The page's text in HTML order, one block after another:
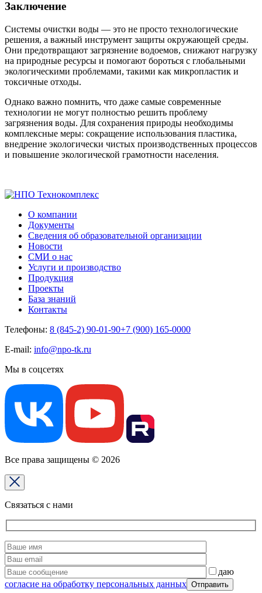
Заключение
Системы очистки воды — это не просто технологические
решения, а важный инструмент защиты окружающей среды.
Они предотвращают загрязнение водоемов, снижают нагрузку
на природные ресурсы и помогают бороться с глобальными
экологическими проблемами, такими как микропластик и
токсичные отходы.
Однако важно помнить, что даже самые современные
технологии не могут полностью решить проблему
загрязнения воды. Для сохранения природы необходимы
комплексные меры: сокращение использования пластика,
внедрение экологически чистых производственных процессов
и повышение экологической грамотности населения.
О компании
Документы
Сведения об образовательной организации
Новости
СМИ о нас
Услуги и производство
Продукция
Проекты
База знаний
Контакты
Телефоны: 8 (845-2) 90-01-90+7 (900) 165-0000
E-mail: info@npo-tk.ru
Мы в соцсетях
Все права защищены © 2026
Связаться с нами
даю
согласие на обработку персональных данных